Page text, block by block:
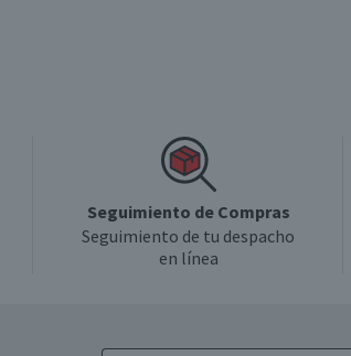
Seguimiento de Compras
Seguimiento de tu despacho
en línea